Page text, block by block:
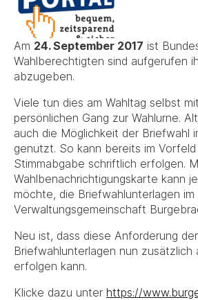
Am 24. September 2017 ist
Wahlberechtigten sind aufgerufen
abzugeben.
Viele tun dies am Wahltag selbst
persönlichen Gang zur Wahlurne.
auch die Möglichkeit der Briefwahl
genutzt. So kann bereits im
Stimmabgabe schriftlich erfolgen.
Wahlbenachrichtigungskarte kann
möchte, die Briefwahlunterlagen im
Verwaltungsgemeinschaft
Neu ist, dass diese Anforderung der
Briefwahlunterlagen nun zusätzlich
erfolgen kann.
Klicke dazu unter https://